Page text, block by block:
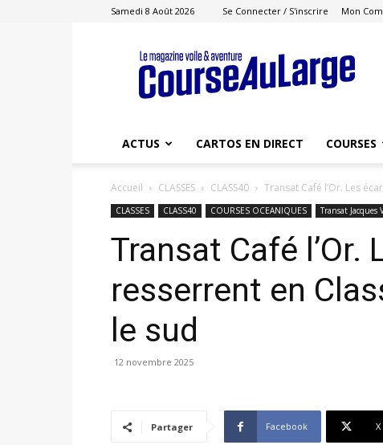
Samedi 8 Août 2026 Se Connecter / S'inscrire Mon
Course
au
Large
ACTUS CARTOS EN DIRECT COURSES
Accueil CLASSES CLASS40 Transat Café l’Or. Les
CLASSES CLASS40 COURSES OCEANIQUES Transat Jacques
Transat Café l’Or.
resserrent en
le sud
12 novembre 2025
Partager Facebook X